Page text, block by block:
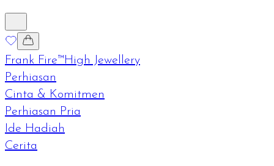
Frank Fire™High Jewellery
Perhiasan
Cinta & Komitmen
Perhiasan Pria
Ide Hadiah
Cerita